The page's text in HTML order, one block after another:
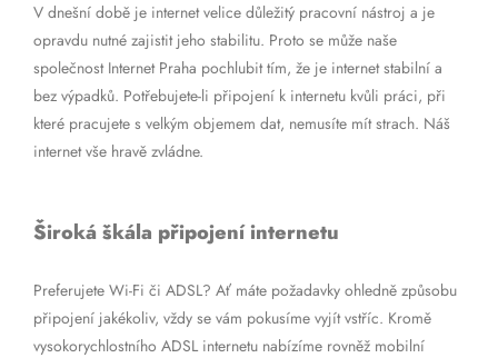
V dnešní době je internet velice důležitý pracovní nástroj a je
opravdu nutné zajistit jeho stabilitu. Proto se může naše
společnost Internet Praha pochlubit tím, že je internet stabilní a
bez výpadků. Potřebujete-li připojení k internetu kvůli práci, při
které pracujete s velkým objemem dat, nemusíte mít strach. Náš
internet vše hravě zvládne.
Široká škála připojení internetu
Preferujete Wi-Fi či ADSL? Ať máte požadavky ohledně způsobu
připojení jakékoliv, vždy se vám pokusíme vyjít vstříc. Kromě
vysokorychlostního ADSL internetu nabízíme rovněž mobilní